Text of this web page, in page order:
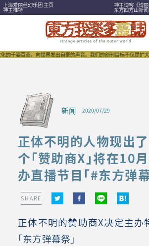
上海爱丽丝幻乐团 主页 神主博客《博丽
神主推特 东方四方山新闻
态，向世界发出自豪的声音。我们的创刊目标不仅是扩大东
新闻 2020/07/29
正体不明的人物现出了
个「赞助商X」将在10
办直播节目「#东方弹幕
SHARE
正体不明的赞助商X决定主办
「东方弹幕祭」